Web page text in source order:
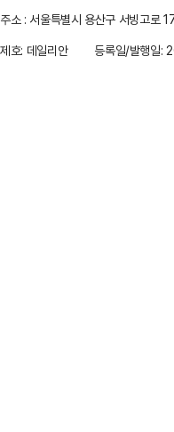
주소 : 서울특별시 용산구 서빙고로
제호: 데일리안
등록일/발행일: